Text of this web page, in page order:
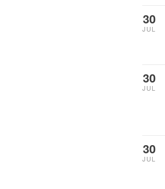
30
JUL
30
JUL
30
JUL